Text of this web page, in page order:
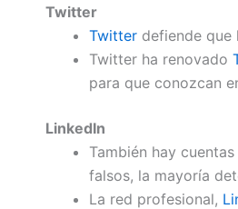
Twitter
Twitter defiende que
Twitter ha renovado
para que conozcan
LinkedIn
También hay
falsos, la mayoría
La red profesional,